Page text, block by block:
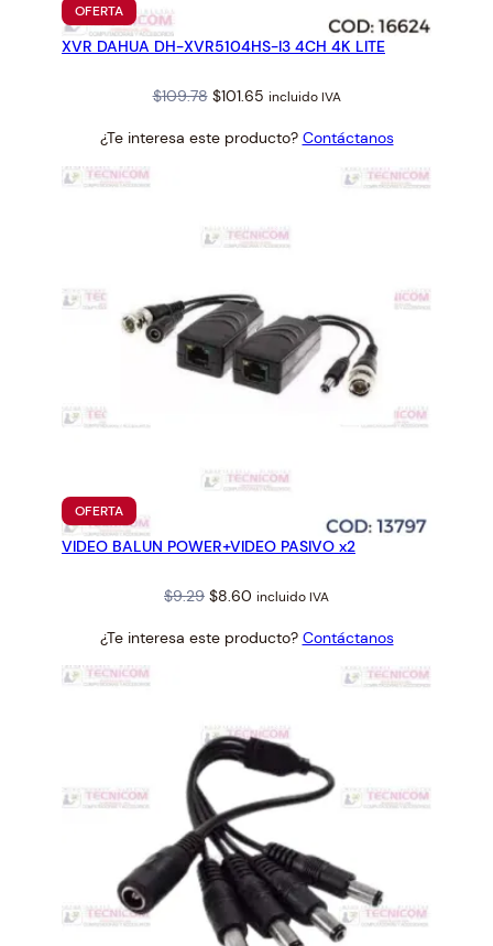
OFERTAPRODUCTO
EN
OFERTA
XVR DAHUA DH-XVR5104HS-I3 4CH 4K LITE
$109.78 Original
was:
$101.65Current
is:
incluido IVA
¿Te interesa este producto? Contáctanos
OFERTAPRODUCTO
EN
OFERTA
VIDEO BALUN POWER+VIDEO PASIVO x2
$9.29 Original
was:
$8.60 Current
is:
incluido IVA
¿Te interesa este producto? Contáctanos